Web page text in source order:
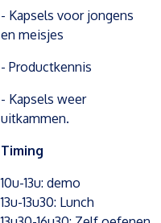
- Kapsels voor jongens
en meisjes
- Productkennis
- Kapsels weer
uitkammen.
Timing
10u-13u: demo
13u-13u30: Lunch